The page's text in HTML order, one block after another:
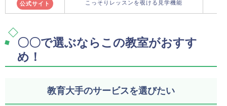
公式サイト
こっそりレッスンを覗ける見学機能
〇〇で選ぶならこの教室がおすす
め！
教育大手のサービスを選びたい